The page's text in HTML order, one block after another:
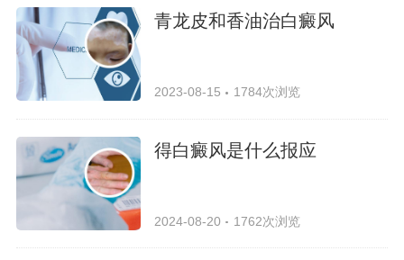
青龙皮和香油治白癜风
2023-08-15 1784次浏览
得白癜风是什么报应
2024-08-20 1762次浏览